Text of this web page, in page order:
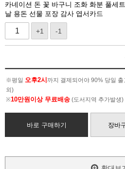
카네이션 돈 꽃 바구니 조화 화분 풀세
날 용돈 선물 포장 감사 엽서카드
+1 -1
※평일 오후2시 까지 결제되어야 90% 당일
외)
※10만원이상 무료배송 (도서지역 추가발생)
바로 구매하기 장바